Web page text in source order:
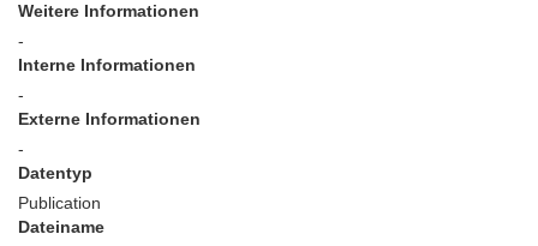
Weitere Informationen
-
Interne Informationen
-
Externe Informationen
-
Datentyp
Publication
Dateiname